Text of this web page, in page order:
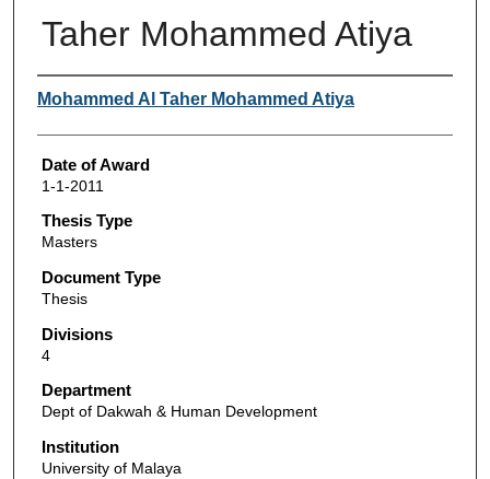
Taher Mohammed Atiya
Author
Mohammed Al Taher Mohammed Atiya
Date of Award
1-1-2011
Thesis Type
Masters
Document Type
Thesis
Divisions
4
Department
Dept of Dakwah & Human Development
Institution
University of Malaya